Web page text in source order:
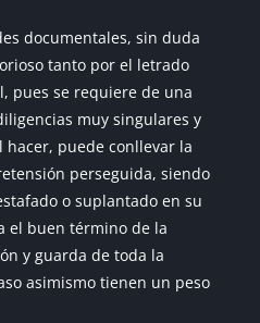
documentales, sin duda
tanto por el letrado
pues se requiere de una
muy singulares y
puede conllevar la
perseguida, siendo
o suplantado en su
el buen término de la
y guarda de toda la
asimismo tienen un peso